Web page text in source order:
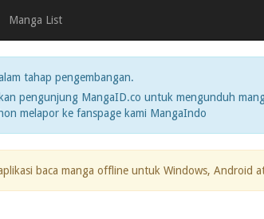
Manga List
tahap pengembangan.
pengunjung MangaID.co untuk mengunduh
melapor ke fanspage kami MangaIndo
baca manga offline untuk Windows, Android